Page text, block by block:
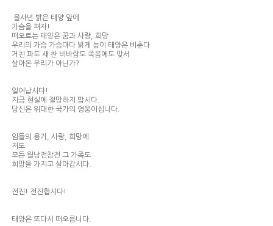
을사년 밝은 태양 앞에
가슴을 펴자!
떠오르는 태양은 꿈과 사랑, 희망
우리의 가슴 가슴마다 밝게 높이 태양은 비춘다
거친 파도 새 찬 비바람도 죽음에도 맞서
살아온 우리가 아닌가?
일어납시다!
지금 현실에 절망하지 맙시다.
당신은 위대한 국가의 영웅이십니다.
임들의 용기, 사랑, 희망에
저도
모든 월남전참전 그 가족도
희망을 가지고 살아갑시다.
전진! 전진합시다!
태양은 또다시 떠오릅니다.